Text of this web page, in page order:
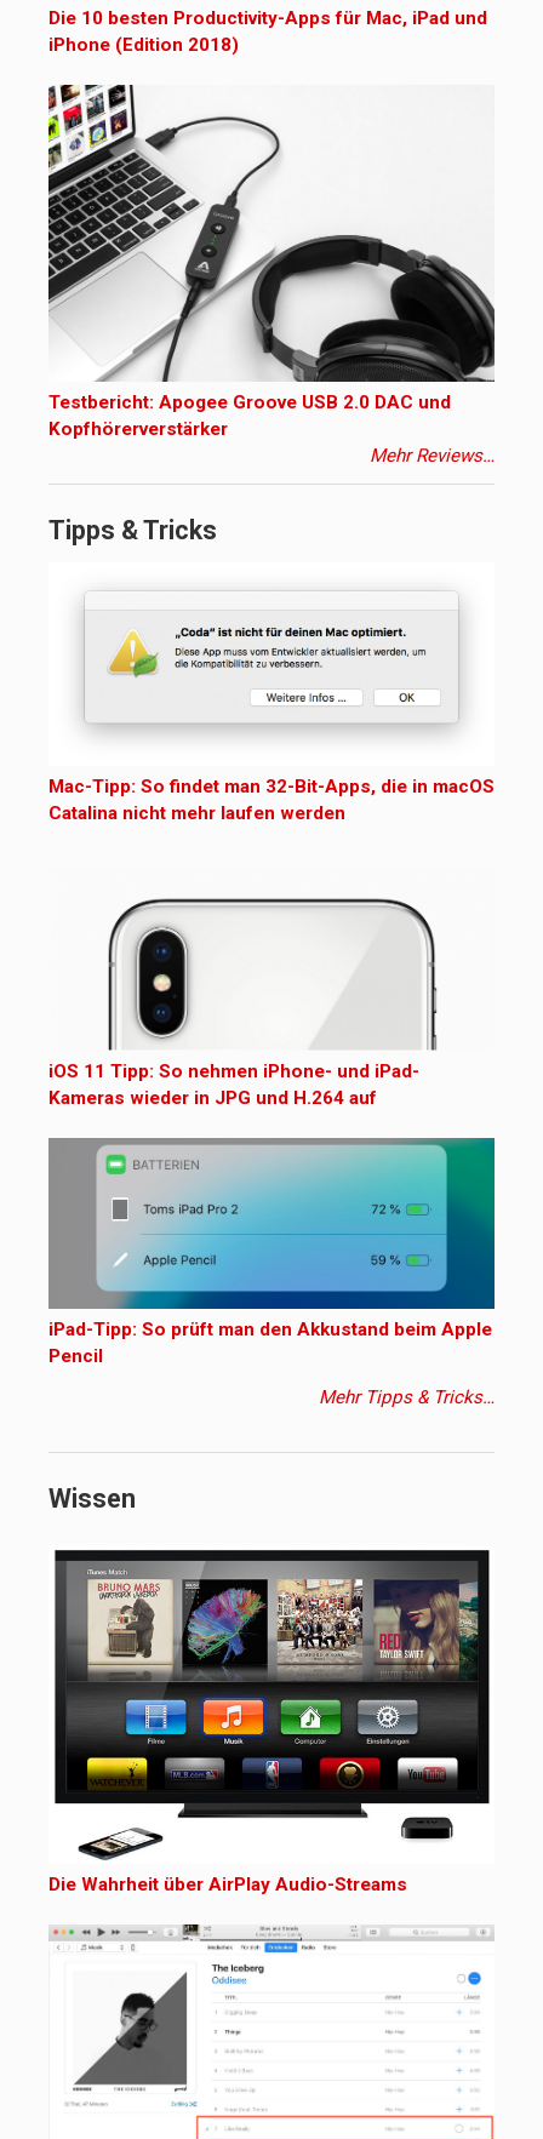
Die 10 besten Productivity-Apps für Mac, iPad und
iPhone (Edition 2018)
Testbericht: Apogee Groove USB 2.0 DAC und
Kopfhörerverstärker
Mehr Reviews…
Tipps & Tricks
Mac-Tipp: So findet man 32-Bit-Apps, die in macOS
Catalina nicht mehr laufen werden
iOS 11 Tipp: So nehmen iPhone- und iPad-
Kameras wieder in JPG und H.264 auf
iPad-Tipp: So prüft man den Akkustand beim Apple
Pencil
Mehr Tipps & Tricks…
Wissen
Die Wahrheit über AirPlay Audio-Streams